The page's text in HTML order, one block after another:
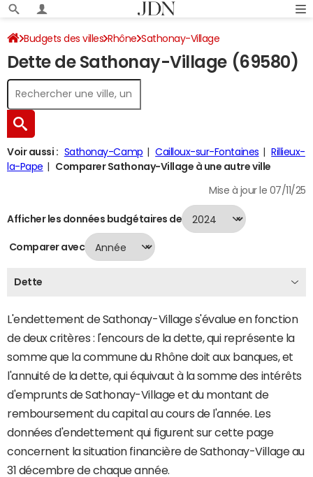
Budgets des villes Rhône Sathonay-Village
Dette au 31/12/2024
Dette de Sathonay-Village (69580)
Voir aussi : Sathonay-Camp Cailloux-sur-Fontaines
Rillieux-
la-Pape
Comparer Sathonay-Village à une autre ville
Mise à jour le 07/11/25
Afficher les données budgétaires de
Comparer avec
Dette
L'endettement de Sathonay-Village s'évalue en fonction
de deux critères : l'encours de la dette, qui représente la
somme que la commune du Rhône doit aux banques, et
l'annuité de la dette, qui équivaut à la somme des intérêts
d'emprunts de Sathonay-Village et du montant de
remboursement du capital au cours de l'année. Les
données d'endettement qui figurent sur cette page
concernent la situation financière de Sathonay-Village au
31 décembre de chaque année.